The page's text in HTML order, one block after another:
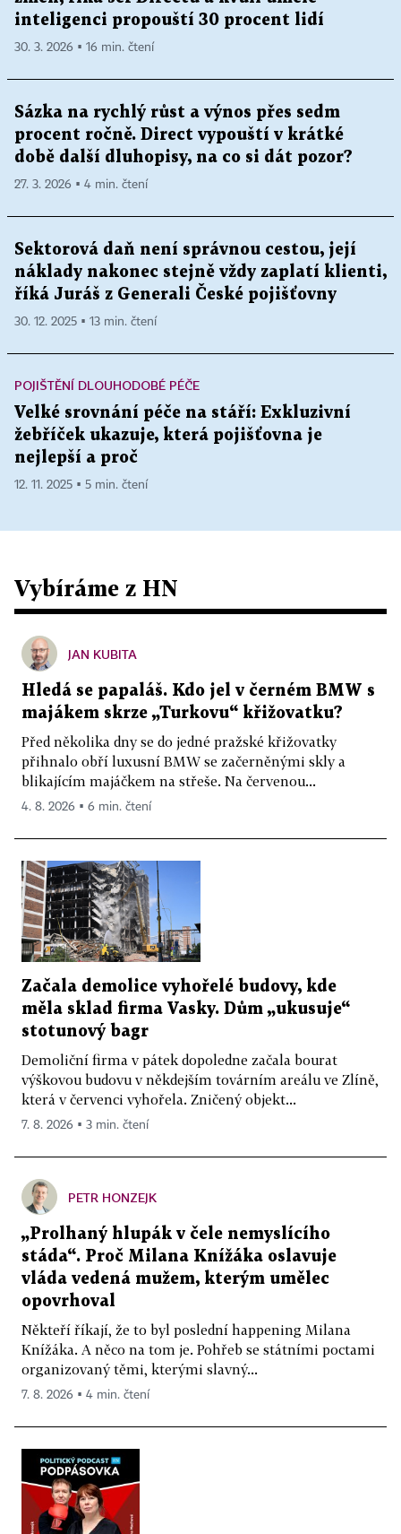
inteligenci propouští 30 procent lidí
30. 3. 2026 ▪ 16 min. čtení
Sázka na rychlý růst a výnos přes sedm
procent ročně. Direct vypouští v krátké
době další dluhopisy, na co si dát pozor?
27. 3. 2026 ▪ 4 min. čtení
Sektorová daň není správnou cestou, její
náklady nakonec stejně vždy zaplatí klienti,
říká Juráš z Generali České pojišťovny
30. 12. 2025 ▪ 13 min. čtení
POJIŠTĚNÍ DLOUHODOBÉ PÉČE
Velké srovnání péče na stáří: Exkluzivní
žebříček ukazuje, která pojišťovna je
nejlepší a proč
12. 11. 2025 ▪ 5 min. čtení
Vybíráme z HN
JAN KUBITA
Hledá se papaláš. Kdo jel v černém BMW s
majákem skrze „Turkovu“ křižovatku?
Před několika dny se do jedné pražské křižovatky
přihnalo obří luxusní BMW se začerněnými skly a
blikajícím majáčkem na střeše. Na červenou...
4. 8. 2026 ▪ 6 min. čtení
Začala demolice vyhořelé budovy, kde
měla sklad firma Vasky. Dům „ukusuje“
stotunový bagr
Demoliční firma v pátek dopoledne začala bourat
výškovou budovu v někdejším továrním areálu ve Zlíně,
která v červenci vyhořela. Zničený objekt...
7. 8. 2026 ▪ 3 min. čtení
PETR HONZEJK
„Prolhaný hlupák v čele nemyslícího
stáda“. Proč Milana Knížáka oslavuje
vláda vedená mužem, kterým umělec
opovrhoval
Někteří říkají, že to byl poslední happening Milana
Knížáka. A něco na tom je. Pohřeb se státními poctami
organizovaný těmi, kterými slavný...
7. 8. 2026 ▪ 4 min. čtení